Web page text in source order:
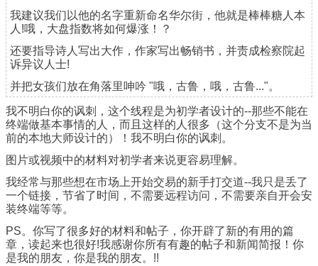
我建议我们以他的名字重新命名华尔街，他就是棒棒糖人本
人!哦，大盘指数将如何爆涨！？
还要指导诗人写出大作，作家写出畅销书，并责成检察院起
诉异议人士!
并把女孩们放在角落里呻吟 "哦，古鲁，哦，古鲁..."。
我不明白你的讽刺，这个线程是为初学者设计的--那些不能在
终端做基本事情的人，而且这样的人很多（这个分支不是为当
前的本地大师设计的）！我不明白你的讽刺。
图片或视频中的材料对初学者来说更容易理解。
我经常与那些想在市场上开始交易的新手打交道--我只是丢了
一个链接，节省了时间，不需要远程访问，不需要亲自开会安
装终端等等。
PS。你写了很多好的材料和帖子，你开辟了新的有用的篇
章，读起来也很好!我感谢你所有有趣的帖子和新闻简报！你
是我的朋友，你是我的朋友。!!